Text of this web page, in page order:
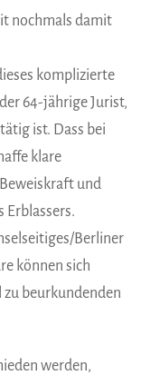
nochmals damit
komplizierte
64-jährige Jurist,
ist. Dass bei
klare
und
Erblassers.
Berliner
können sich
beurkundenden
werden,